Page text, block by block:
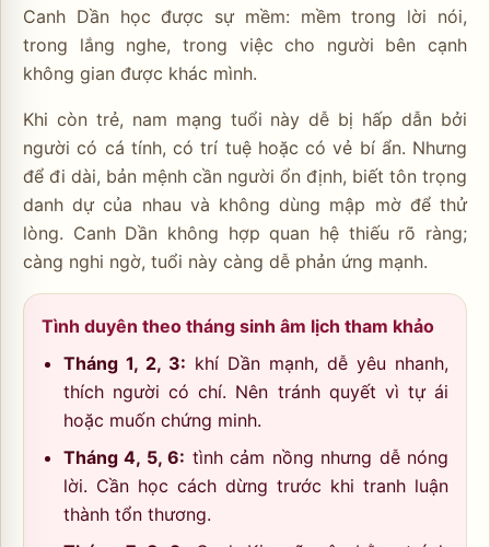
Canh Dần học được sự mềm: mềm trong lời nói,
trong lắng nghe, trong việc cho người bên cạnh
không gian được khác mình.
Khi còn trẻ, nam mạng tuổi này dễ bị hấp dẫn bởi
người có cá tính, có trí tuệ hoặc có vẻ bí ẩn. Nhưng
để đi dài, bản mệnh cần người ổn định, biết tôn trọng
danh dự của nhau và không dùng mập mờ để thử
lòng. Canh Dần không hợp quan hệ thiếu rõ ràng;
càng nghi ngờ, tuổi này càng dễ phản ứng mạnh.
Tình duyên theo tháng sinh âm lịch tham khảo
Tháng 1, 2, 3: khí Dần mạnh, dễ yêu nhanh,
thích người có chí. Nên tránh quyết vì tự ái
hoặc muốn chứng minh.
Tháng 4, 5, 6: tình cảm nồng nhưng dễ nóng
lời. Cần học cách dừng trước khi tranh luận
thành tổn thương.